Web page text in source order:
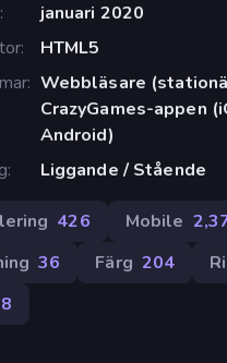
januari 2020
HTML5
Webbläsare
CrazyGames-appen
Android)
Liggande / Stående
426 Mobile
36 Färg 204